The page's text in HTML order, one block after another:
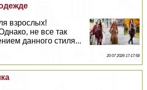
взрослых!
не все так
данного стиля...
20 07 2026 17:17:58